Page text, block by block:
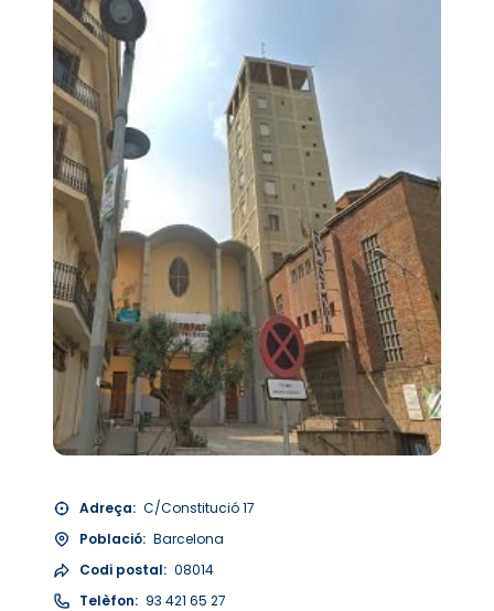
Adreça: C/Constitució 17
Població: Barcelona
Codi postal: 08014
Telèfon: 93 421 65 27